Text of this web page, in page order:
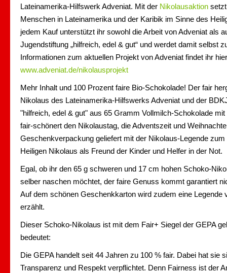
Lateinamerika-Hilfswerk Adveniat. Mit der Nikolausaktion
Menschen in Lateinamerika und der Karibik im Sinne des
jedem Kauf unterstützt ihr sowohl die Arbeit von Adveniat als
Jugendstiftung „hilfreich, edel & gut“ und werdet damit selbst
Informationen zum aktuellen Projekt von Adveniat findet ihr
www.adveniat.de/nikolausprojekt
Mehr Inhalt und 100 Prozent faire Bio-Schokolade! Der fair
Nikolaus des Lateinamerika-Hilfswerks Adveniat und der
"hilfreich, edel & gut" aus 65 Gramm Vollmilch-Schokolade
fair-schönert den Nikolaustag, die Adventszeit und
Geschenkverpackung geliefert mit der Nikolaus-Legende
Heiligen Nikolaus als Freund der Kinder und Helfer in der Not.
Egal, ob ihr den 65 g schweren und 17 cm hohen Schoko-
selber naschen möchtet, der faire Genuss kommt garantiert
Auf dem schönen Geschenkkarton wird zudem eine Legende
erzählt.
Dieser Schoko-Nikolaus ist mit dem Fair+ Siegel der GEPA
bedeutet:
Die GEPA handelt seit 44 Jahren zu 100 % fair. Dabei hat sie
Transparenz und Respekt verpflichtet. Denn Fairness ist der